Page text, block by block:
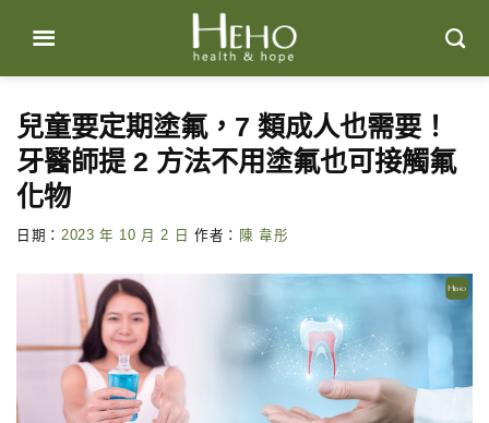
content
兒童要定期塗氟，7 類成人也需要！
牙醫師提 2 方法不用塗氟也可接觸氟
化物
日期： 2023 年 10 月 2 日 作者： 陳 韋彤